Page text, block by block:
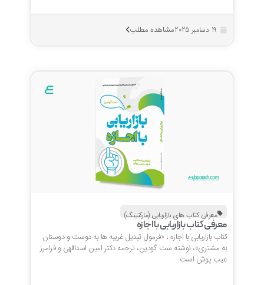
مشاهده مطلب
معرفی کتاب های بازاریابی (مارکتینگ)
معرفی کتاب بازاریابی با اجازه
کتاب بازاریابی با اجازه ، «فرمول تبدیل غریبه ها به دوست و دوستان
به مشتری»، نوشته ست گودین، ترجمه دکتر امین اسداللهی و فرامرز
عیب پوش است.